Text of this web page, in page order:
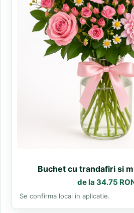
Buchet cu trandafiri si
de la 34.75
Se confirma local in aplicatie.